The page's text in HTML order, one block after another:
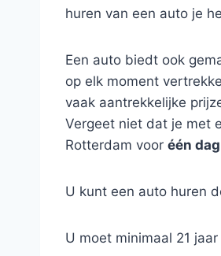
huren van een auto je
Een auto biedt ook
op elk moment
vaak aantrekkelijke
Vergeet niet dat je met
Rotterdam voor één dag
U kunt een auto huren
U moet minimaal 21